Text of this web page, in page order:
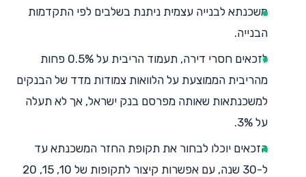
משכנתא לבנייה עצמית ניתנת בשלבים לפי התקדמות
הבנייה.
לזכאים חסרי דירה, תעמוד הריבית על 0.5% פחות
מהריבית הממוצעת על הלוואות צמודות מדד של הבנקים
למשכנתאות שאותה מפרסם בנק ישראל, אך לא תעלה
על 3%.
הזכאים יוכלו לבחור את תקופת החזר המשכנתא עד
ל-30 שנה, עם אפשרות קיצור לתקופות של 10, 15, 20